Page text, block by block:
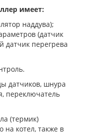
имеет:
наддува);
(датчик
перегрева
датчиков, шнура
переключатель
(термик)
на котел, также в